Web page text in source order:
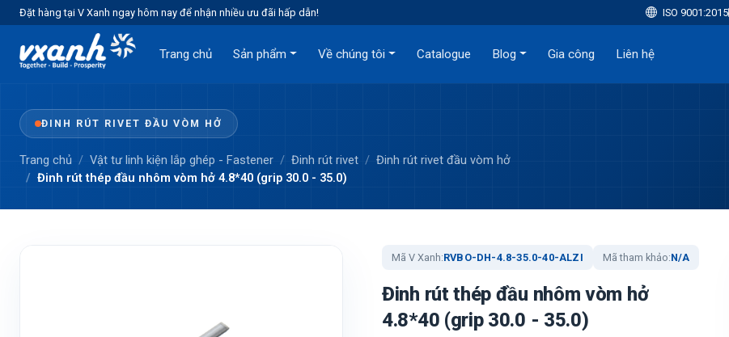
Đặt hàng tại V Xanh ngay hôm nay để nhận nhiều ưu đãi hấp dẫn! ISO 9001:2015
Trang chủ Sản phẩm Về chúng tôi Catalogue Blog Gia công Liên hệ
ĐINH RÚT RIVET ĐẦU VÒM HỞ
Trang chủ Vật tư linh kiện lắp ghép - Fastener Đinh rút rivet
Đinh rút rivet đầu vòm hở
Đinh rút thép đầu nhôm vòm hở 4.8*40 (grip 30.0 - 35.0)
Mã V Xanh:RVBO-DH-4.8-35.0-40-ALZI Mã tham khảo:N/A
Đinh rút thép đầu nhôm vòm hở
4.8*40 (grip 30.0 - 35.0)